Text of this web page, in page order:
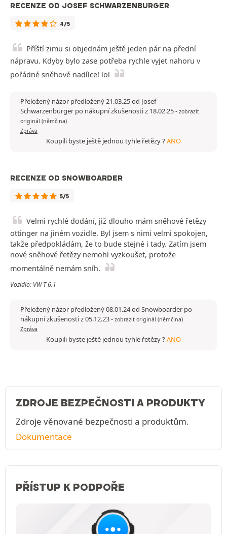
RECENZE OD JOSEF SCHWARZENBURGER
4/5
Příští zimu si objednám ještě jeden pár na přední
nápravu. Kdyby bylo zase potřeba rychle vyjet nahoru v
pořádné sněhové nadílce! lol
Přeložený názor předložený 21.03.25 od Josef
Schwarzenburger po nákupní zkušenosti z 18.02.25- zobrazit
originál (němčina)
Zpráva
Koupili byste ještě jednou tyhle řetězy ?ANO
RECENZE OD SNOWBOARDER
5/5
Velmi rychlé dodání, již dlouho mám sněhové řetězy
ottinger na jiném vozidle. Byl jsem s nimi velmi spokojen,
takže předpokládám, že to bude stejné i tady. Zatím jsem
nové sněhové řetězy nemohl vyzkoušet, protože
momentálně nemám sníh.
Vozidlo: VW T 6.1
Přeložený názor předložený 08.01.24 od Snowboarder po
nákupní zkušenosti z 05.12.23- zobrazit originál (němčina)
Zpráva
Koupili byste ještě jednou tyhle řetězy ?ANO
ZDROJE BEZPEČNOSTI A PRODUKTY
Zdroje věnované bezpečnosti a produktům.
Dokumentace
PŘÍSTUP K PODPOŘE